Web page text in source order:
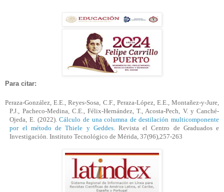
Para citar:
Peraza-González, E.E., Reyes-Sosa, C.F., Peraza-López, E.E., Montañez-y-Jure
P.J., Pacheco-Medina, C.E., Félix-Hernández, T., Acosta-Pech, V. y Canché-
Ojeda, E. (2022).Cálculo de una columna de destilación multicomponente
por el método de Thiele y Geddes. Revista el Centro de Graduados e
Investigación. Instituto Tecnológico de Mérida, 37(96),257-263